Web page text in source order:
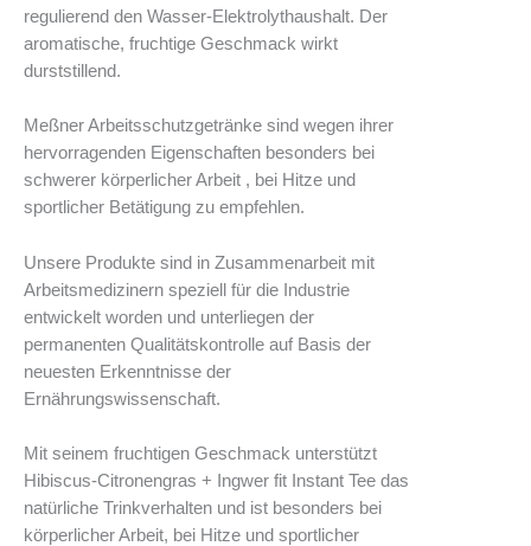
regulierend den Wasser-Elektrolythaushalt. Der
aromatische, fruchtige Geschmack wirkt
durststillend.
Meßner Arbeitsschutzgetränke sind wegen ihrer
hervorragenden Eigenschaften besonders bei
schwerer körperlicher Arbeit , bei Hitze und
sportlicher Betätigung zu empfehlen.
Unsere Produkte sind in Zusammenarbeit mit
Arbeitsmedizinern speziell für die Industrie
entwickelt worden und unterliegen der
permanenten Qualitätskontrolle auf Basis der
neuesten Erkenntnisse der
Ernährungswissenschaft.
Mit seinem fruchtigen Geschmack unterstützt
Hibiscus-Citronengras + Ingwer fit Instant Tee das
natürliche Trinkverhalten und ist besonders bei
körperlicher Arbeit, bei Hitze und sportlicher